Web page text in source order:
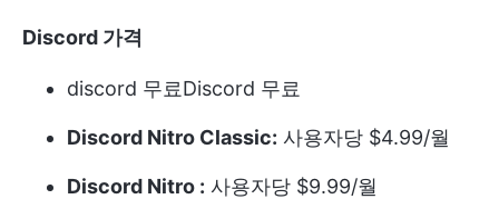
Discord 가격
discord 무료Discord 무료
Discord Nitro Classic: 사용자당 $4.99/월
Discord Nitro : 사용자당 $9.99/월